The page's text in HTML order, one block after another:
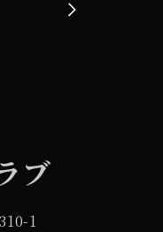
ブ
1